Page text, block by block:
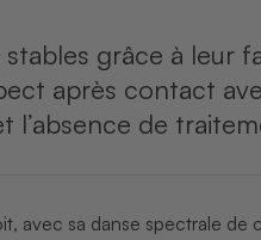
grâce à leur
après contact
l’absence de
avec sa danse spectrale